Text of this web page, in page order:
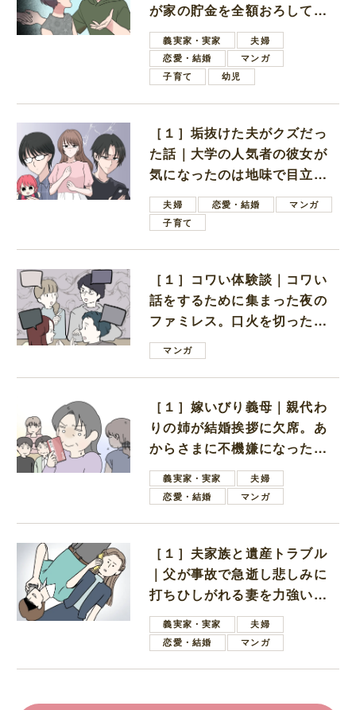
が家の貯金を全額おろしてほ
しいと言ってきた
義実家・実家
夫婦
恋愛・結婚
マンガ
子育て
幼児
［１］垢抜けた夫がクズだっ
た話｜大学の人気者の彼女が
気になったのは地味で目立た
ない男子学生
夫婦 恋愛・結婚
マンガ
子育て
［１］コワい体験談｜コワい
話をするために集まった夜の
ファミレス。口火を切ったの
は電車好きの男の子ママ
マンガ
［１］嫁いびり義母｜親代わ
りの姉が結婚挨拶に欠席。あ
からさまに不機嫌になった義
母義実家・実家
夫婦
恋愛・結婚
マンガ
［１］夫家族と遺産トラブル
｜父が事故で急逝し悲しみに
打ちひしがれる妻を力強い言
葉で励ます夫
義実家・実家
夫婦
恋愛・結婚
マンガ